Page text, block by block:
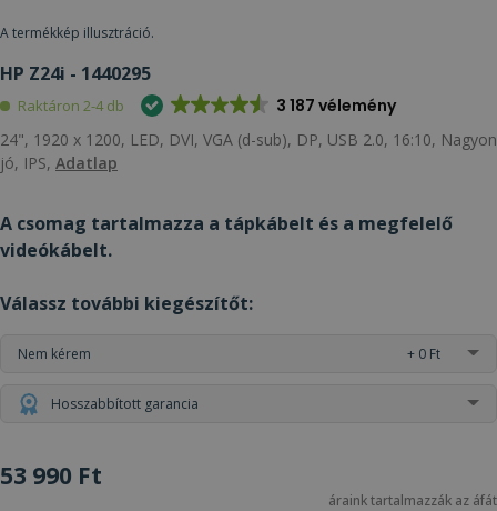
A termékkép illusztráció.
HP Z24i - 1440295
Raktáron 2-4 db 3 187 vélemény
24", 1920 x 1200, LED, DVI, VGA (d-sub), DP, USB 2.0, 16:10, Nagyon
jó, IPS, Adatlap
A csomag tartalmazza a tápkábelt és a megfelelő
videókábelt.
Válassz további kiegészítőt:
Nem kérem + 0 Ft
Hosszabbított garancia
53 990 Ft
áraink tartalmazzák az áfát